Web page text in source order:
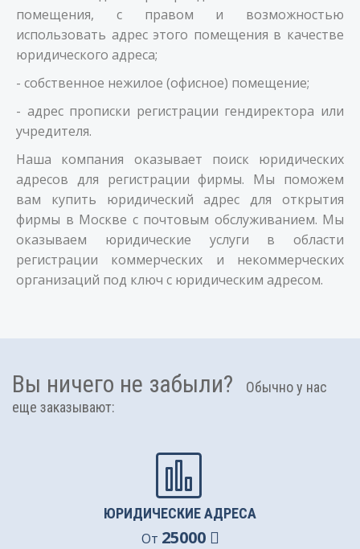
помещения, с правом и возможностью
использовать адрес этого помещения в качестве
юридического адреса;
- собственное нежилое (офисное) помещение;
- адрес прописки регистрации гендиректора или
учредителя.
Наша компания оказывает поиск юридических
адресов для регистрации фирмы. Мы поможем
вам купить юридический адрес для открытия
фирмы в Москве с почтовым обслуживанием. Мы
оказываем юридические услуги в области
регистрации коммерческих и некоммерческих
организаций под ключ с юридическим адресом.
Вы ничего не забыли?
Обычно у нас
еще заказывают:
ЮРИДИЧЕСКИЕ АДРЕСА
От 25000